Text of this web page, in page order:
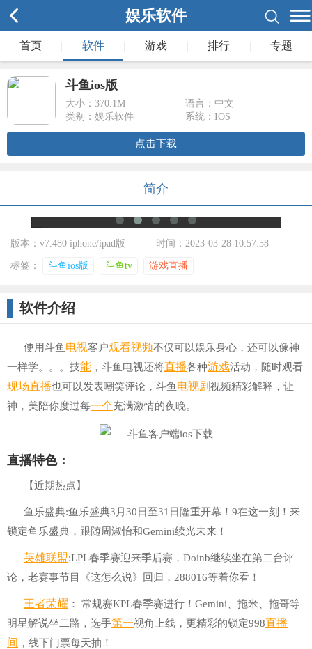
娱乐软件
首页 软件 游戏 排行 专题
斗鱼ios版
大小： 370.1M
语言：中文
类别：娱乐软件
系统：IOS
点击下载
简介
版本：v7.480 iphone/ipad版 时间：2023-03-28 10:57:58
标签： 斗鱼ios版 斗鱼tv 游戏直播
软件介绍
使用斗鱼 电视客户观看视频不仅可以娱乐身心，还可以像神
一样学。。。技能 ，斗鱼电视还将直播各种游戏活动，随时观看
现场直播也可以发表嘲笑评论，斗鱼 电视剧视频精彩解释，让
神，美陪你度过每一个充满激情的夜晚。
直播特色：
【近期热点】
鱼乐盛典:鱼乐盛典3月30日至31日隆重开幕！9在这一刻！来
锁定鱼乐盛典，跟随周淑怡和Gemini续光未来！
英雄联盟:LPL春季赛迎来季后赛，Doinb继续坐在第二台评
论，老赛事节目《这怎么说》回归，288016等着你看！
王者荣耀 ： 常规赛KPL春季赛进行！Gemini、拖米、拖哥等
明星解说坐二路，选手第一视角上线，更精彩的锁定998直播
间 ，线下门票每天抽！